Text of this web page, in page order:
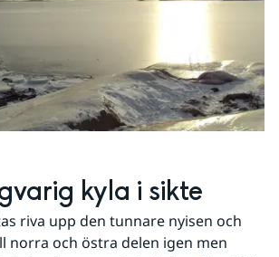
kyla i sikte
riva upp den tunnare nyisen och
norra och östra delen igen men